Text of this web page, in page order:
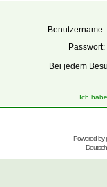
Benutzername:
Passwort:
Bei jedem
Ich
Powered by